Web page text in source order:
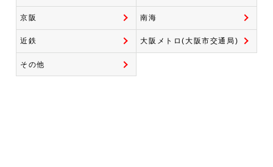
京阪 南海
近鉄 大阪メトロ(大阪市交通局)
その他